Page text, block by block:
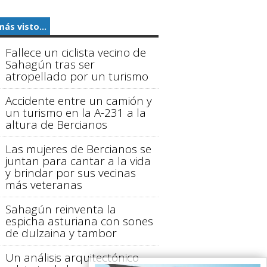
visto...
Fallece un ciclista vecino de
Sahagún tras ser
atropellado por un turismo
Accidente entre un camión y
un turismo en la A-231 a la
altura de Bercianos
Las mujeres de Bercianos se
juntan para cantar a la vida
y brindar por sus vecinas
más veteranas
Sahagún reinventa la
espicha asturiana con sones
de dulzaina y tambor
Un análisis arquitectónico